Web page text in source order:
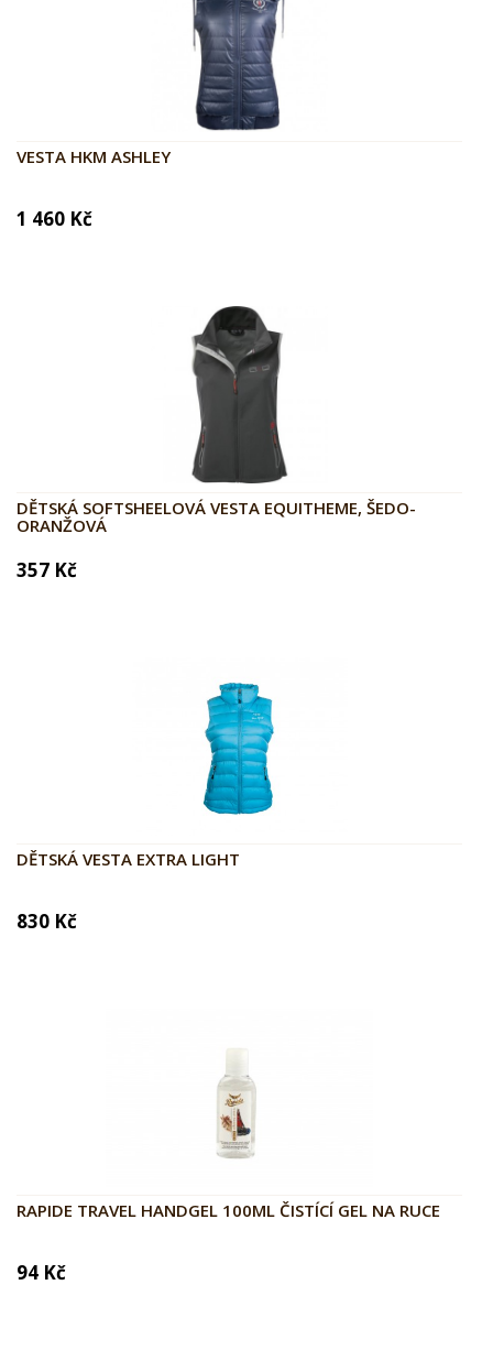
VESTA HKM ASHLEY
1 460 Kč
DĚTSKÁ SOFTSHEELOVÁ VESTA EQUITHEME, ŠEDO-
ORANŽOVÁ
357 Kč
DĚTSKÁ VESTA EXTRA LIGHT
830 Kč
RAPIDE TRAVEL HANDGEL 100ML ČISTÍCÍ GEL NA RUCE
94 Kč